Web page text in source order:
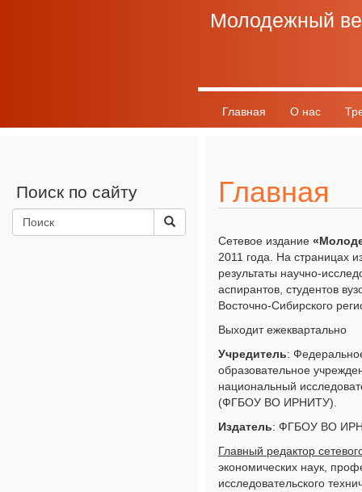
Молодежный
Главная О нас
Поиск по сайту Главная
Сетевое издание
2011 года. На страницах
результаты научно-
аспирантов, студентов
Восточно-Сибирского
Выходит ежеквартально
Учредитель:
образовательное
национальный
(ФГБОУ ВО ИРНИТУ).
Издатель: ФГБОУ ВО
Главный редактор
экономических наук,
исследовательского